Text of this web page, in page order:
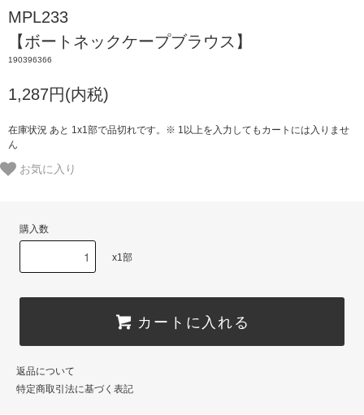
MPL233
【ボートネックケープブラウス】
190396366
1,287円(内税)
在庫状況 あと 1x1部で品切れです。※ 1以上を入力してもカートには入りませ
ん
お気に入り
購入数
x1部
カートに入れる
返品について
特定商取引法に基づく表記